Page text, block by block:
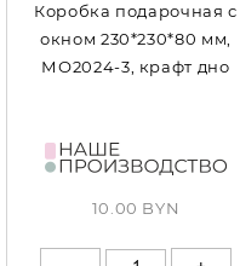
Коробка подарочная с
окном 230*230*80 мм,
МО2024-3, крафт дно
10.00 BYN